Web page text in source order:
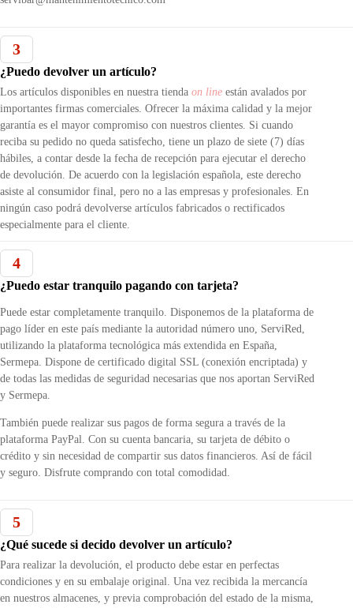
3
¿Puedo devolver un artículo?
Los artículos disponibles en nuestra tienda on line están avalados por
importantes firmas comerciales. Ofrecer la máxima calidad y la mejor
garantía es el mayor compromiso con nuestros clientes. Si cuando
reciba su pedido no queda satisfecho, tiene un plazo de siete (7) días
hábiles, a contar desde la fecha de recepción para ejecutar el derecho
de devolución. De acuerdo con la legislación española, este derecho
asiste al consumidor final, pero no a las empresas y profesionales. En
ningún caso podrá devolverse artículos fabricados o rectificados
especialmente para el cliente.
4
¿Puedo estar tranquilo pagando con tarjeta?
Puede estar completamente tranquilo. Disponemos de la plataforma de
pago líder en este país mediante la autoridad número uno, ServiRed,
utilizando la plataforma tecnológica más extendida en España,
Sermepa. Dispone de certificado digital SSL (conexión encriptada) y
de todas las medidas de seguridad necesarias que nos aportan ServiRed
y Sermepa.
También puede realizar sus pagos de forma segura a través de la
plataforma PayPal. Con su cuenta bancaria, su tarjeta de débito o
crédito y sin necesidad de compartir sus datos financieros. Así de fácil
y seguro. Disfrute comprando con total comodidad.
5
¿Qué sucede si decido devolver un artículo?
Para realizar la devolución, el producto debe estar en perfectas
condiciones y en su embalaje original. Una vez recibida la mercancía
en nuestros almacenes, y previa comprobación del estado de la misma,